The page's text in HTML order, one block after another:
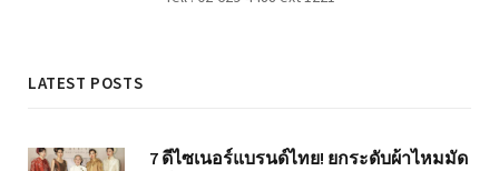
LATEST POSTS
7 ดีไซเนอร์แบรนด์ไทย! ยกระดับผ้าไหมมัด